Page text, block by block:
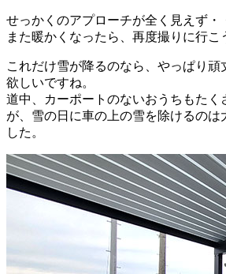
せっかくのアプローチが全く見えず・
また暖かくなったら、再度撮りに行こ
これだけ雪が降るのなら、やっぱり頑
欲しいですね。
道中、カーポートのないおうちもたく
が、雪の日に車の上の雪を除けるのは
した。